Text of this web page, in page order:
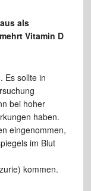
als
Vitamin D
Es sollte in
bei hoher
haben.
eingenommen,
im Blut
kommen.